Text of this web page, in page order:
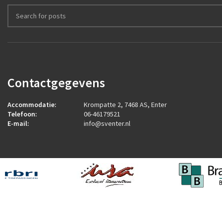
Contactgegevens
Accommodatie:
Krompatte 2, 7468 AS, Enter
Telefoon:
06-46179521
E-mail:
info@sventer.nl